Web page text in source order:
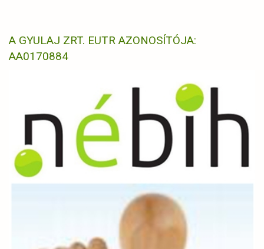
A GYULAJ ZRT. EUTR AZONOSÍTÓJA:
AA0170884